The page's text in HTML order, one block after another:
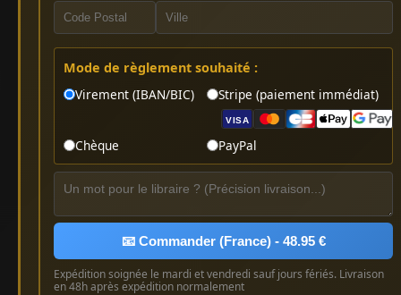
Mode de règlement souhaité :
Virement (IBAN/BIC)
Stripe (paiement immédiat)
VISA
Chèque PayPal
📧 Commander (France) - 48.95 €
Expédition soignée le mardi et vendredi sauf jours fériés. Livraison
en 48h après expédition normalement